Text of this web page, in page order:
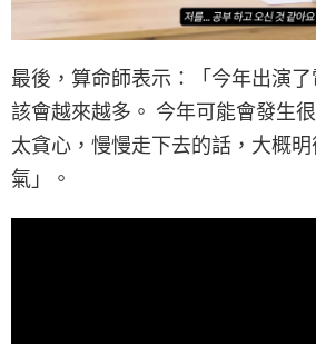
最後，算命師表示：「今年出演
該會越來越多。 今年可能會發生
太貪心，慢慢走下去的話，大概
氣」。